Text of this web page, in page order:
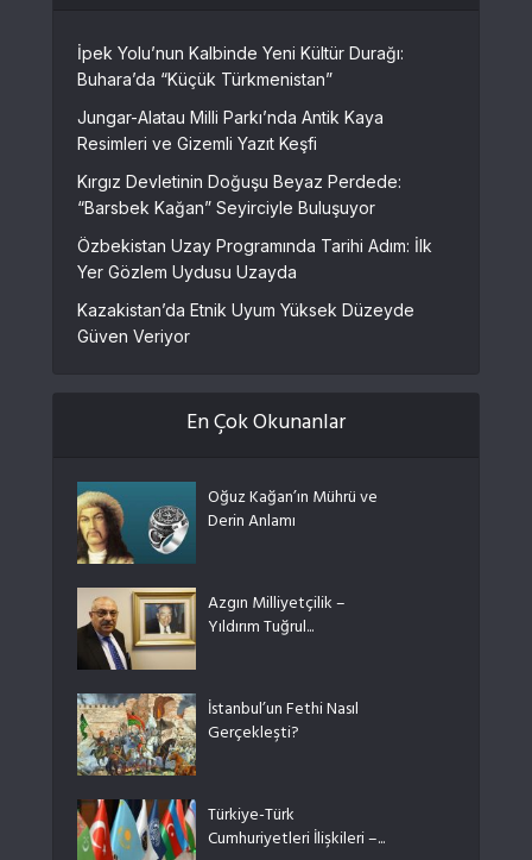
İpek Yolu’nun Kalbinde Yeni Kültür Durağı:
Buhara’da “Küçük Türkmenistan”
Jungar-Alatau Milli Parkı’nda Antik Kaya
Resimleri ve Gizemli Yazıt Keşfi
Kırgız Devletinin Doğuşu Beyaz Perdede:
“Barsbek Kağan” Seyirciyle Buluşuyor
Özbekistan Uzay Programında Tarihi Adım: İlk
Yer Gözlem Uydusu Uzayda
Kazakistan’da Etnik Uyum Yüksek Düzeyde
Güven Veriyor
En Çok Okunanlar
Oğuz Kağan’ın Mührü ve
Derin Anlamı
Azgın Milliyetçilik –
Yıldırım Tuğrul...
İstanbul’un Fethi Nasıl
Gerçekleşti?
Türkiye-Türk
Cumhuriyetleri İlişkileri –...